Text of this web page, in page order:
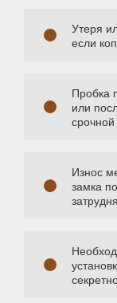
Утеря
если
Пробка
или
Износ
замка